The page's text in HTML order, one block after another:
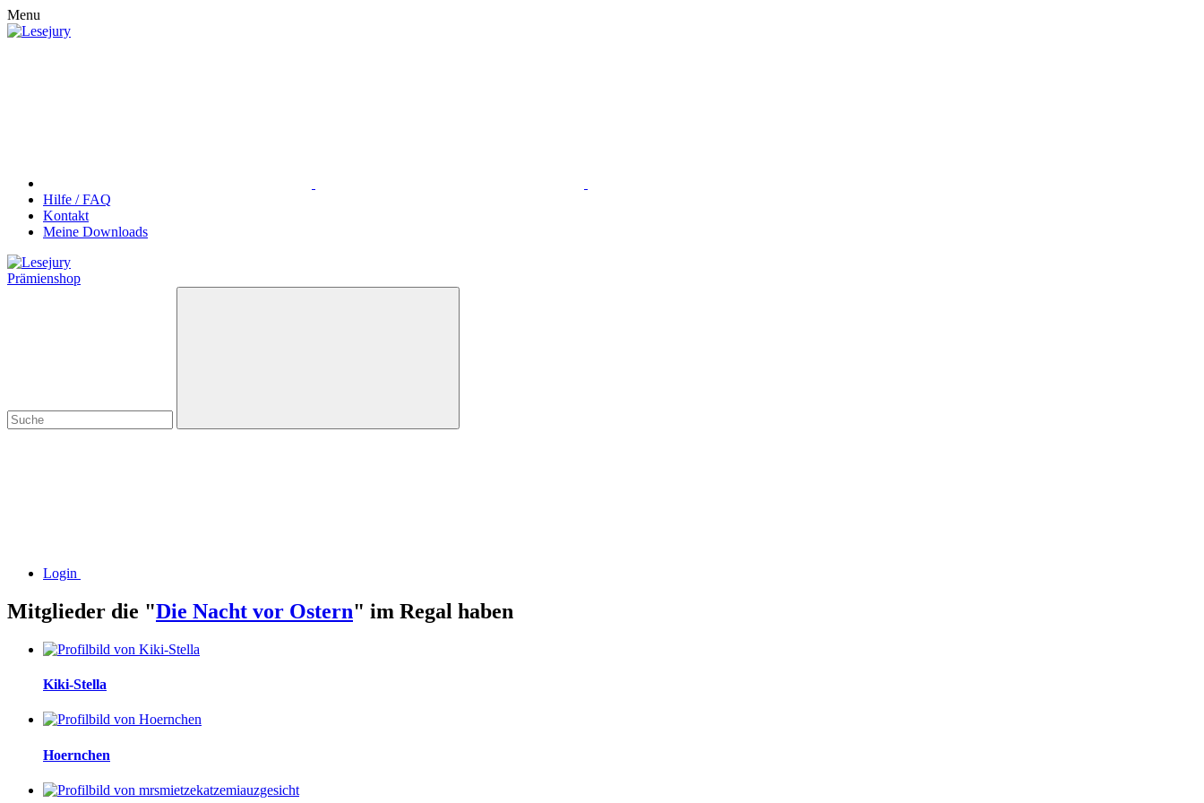
Menu
Hilfe / FAQ
Kontakt
Meine Downloads
Prämienshop
Login
Mitglieder die "Die Nacht vor Ostern" im Regal haben
Kiki-Stella
Hoernchen